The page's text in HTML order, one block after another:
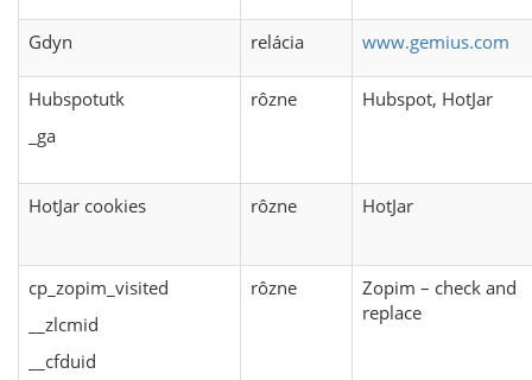
Gdyn relácia www.gemius.com
Hubspotutk
_ga
rôzne Hubspot, HotJar
HotJar cookies rôzne HotJar
cp_zopim_visited
__zlcmid
__cfduid
rôzne
Zopim – check and
replace